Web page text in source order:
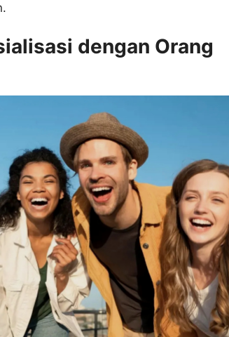
dengan Orang